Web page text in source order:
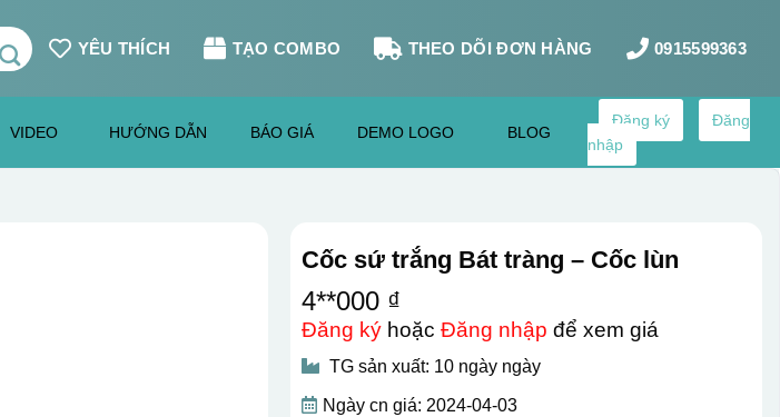
YÊU THÍCH TẠO COMBO THEO DÕI ĐƠN HÀNG 0915599363
VIDEO HƯỚNG DẪN BÁO GIÁ DEMO LOGO BLOG
Đăng ký
Đăng
nhập
Cốc sứ trắng Bát tràng – Cốc lùn
4**000 ₫
Đăng kýhoặc Đăng nhập để xem giá
TG sản xuất: 10 ngày ngày
Ngày cn giá: 2024-04-03